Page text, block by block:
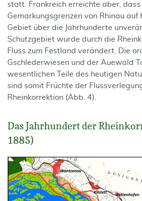
statt. Frankreich erreichte aber, dass
Gemarkungsgrenzen von Rhinau auf
Gebiet über die Jahrhunderte
Schutzgebiet wurde durch die
Fluss zum Festland verändert. Die
Gschlederwiesen und der Auewald
wesentlichen Teile des heutigen
sind somit Früchte der
Rheinkorrektion (Abb. 4).
Das Jahrhundert der
1885)